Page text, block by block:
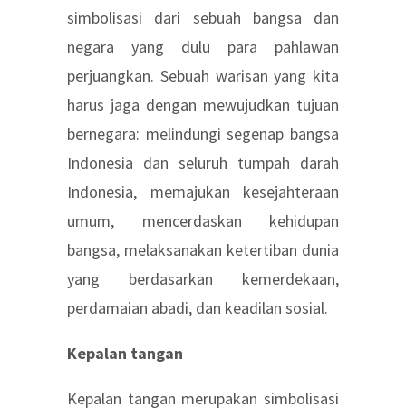
simbolisasi dari sebuah bangsa dan
negara yang dulu para pahlawan
perjuangkan. Sebuah warisan yang kita
harus jaga dengan mewujudkan tujuan
bernegara: melindungi segenap bangsa
Indonesia dan seluruh tumpah darah
Indonesia, memajukan kesejahteraan
umum, mencerdaskan kehidupan
bangsa, melaksanakan ketertiban dunia
yang berdasarkan kemerdekaan,
perdamaian abadi, dan keadilan sosial.
Kepalan tangan
Kepalan tangan merupakan simbolisasi